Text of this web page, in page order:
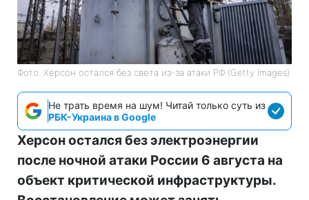
Фото: Херсон остался без света из-за атаки РФ (Getty Images)
Не трать время на шум! Читай только суть из
РБК-Украина в Google
Херсон остался без электроэнергии
после ночной атаки России 6 августа на
объект критической инфраструктуры.